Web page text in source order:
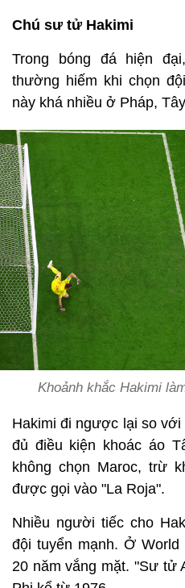
Chú sư tử Hakimi
Trong bóng đá hiện
thường hiếm khi chọn
này khá nhiều ở Pháp,
Khoảnh khắc Hakimi
Hakimi đi ngược lại so
đủ điều kiện khoác áo
không chọn Maroc, trừ
được gọi vào "La Roja".
Nhiều người tiếc cho
đội tuyển mạnh. Ở
20 năm vắng mặt. "Sư tử